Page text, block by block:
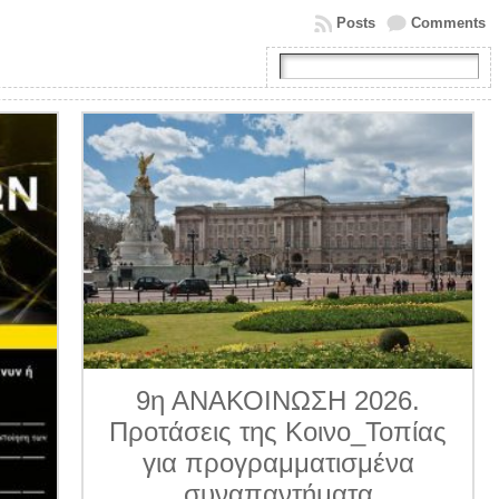
Comments
Posts
9η ΑΝΑΚΟΙΝΩΣΗ 2026.
Προτάσεις της Κοινο_Τοπίας
για προγραμματισμένα